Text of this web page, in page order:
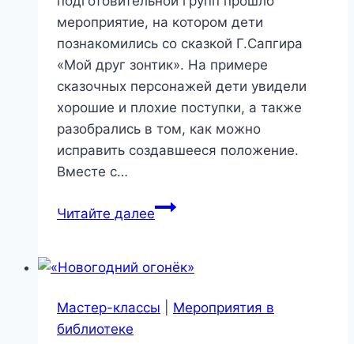
мероприятие, на котором дети
познакомились со сказкой Г.Сапгира
«Мой друг зонтик». На примере
сказочных персонажей дети увидели
хорошие и плохие поступки, а также
разобрались в том, как можно
исправить создавшееся положение.
Вместе с…
Читайте далее«Мой
—
игра
Мастер-классы
Мероприятия в
библиотеке